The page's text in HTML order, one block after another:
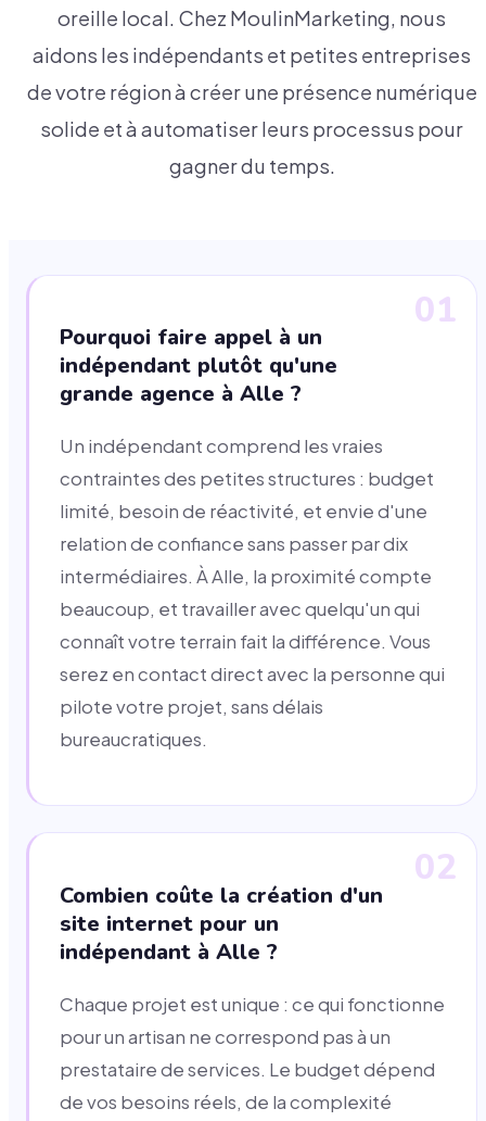
oreille local. Chez MoulinMarketing, nous
aidons les indépendants et petites entreprises
de votre région à créer une présence numérique
solide et à automatiser leurs processus pour
gagner du temps.
01
Pourquoi faire appel à un
indépendant plutôt qu'une
grande agence à Alle ?
Un indépendant comprend les vraies
contraintes des petites structures : budget
limité, besoin de réactivité, et envie d'une
relation de confiance sans passer par dix
intermédiaires. À Alle, la proximité compte
beaucoup, et travailler avec quelqu'un qui
connaît votre terrain fait la différence. Vous
serez en contact direct avec la personne qui
pilote votre projet, sans délais
bureaucratiques.
02
Combien coûte la création d'un
site internet pour un
indépendant à Alle ?
Chaque projet est unique : ce qui fonctionne
pour un artisan ne correspond pas à un
prestataire de services. Le budget dépend
de vos besoins réels, de la complexité